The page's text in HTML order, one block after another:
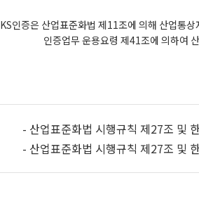
KS인증은 산업표준화법 제11조에 의해 산업통
인증업무 운용요령 제41조에 의하여
- 산업표준화법 시행규칙 제27조 및
- 산업표준화법 시행규칙 제27조 및